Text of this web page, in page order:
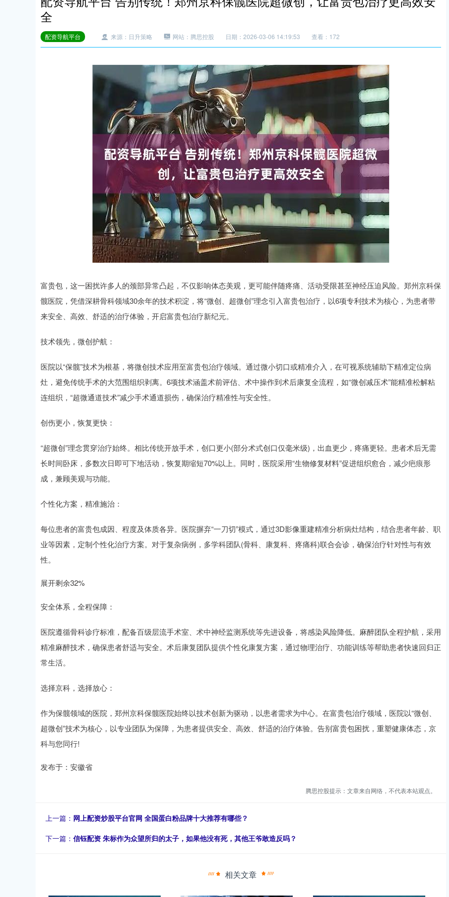
全
配资导航平台 来源：日升策略 网站：腾思控股 日期：2026-03-06 14:19:53 查看：172
富贵包，这一困扰许多人的颈部异常凸起，不仅影响体态美观，更可能伴随疼痛、活动受限甚至神经压迫风险。郑州京科保
髋医院，凭借深耕骨科领域30余年的技术积淀，将“微创、超微创”理念引入富贵包治疗，以6项专利技术为核心，为患者带
来安全、高效、舒适的治疗体验，开启富贵包治疗新纪元。
技术领先，微创护航：
医院以“保髋”技术为根基，将微创技术应用至富贵包治疗领域。通过微小切口或精准介入，在可视系统辅助下精准定位病
灶，避免传统手术的大范围组织剥离。6项技术涵盖术前评估、术中操作到术后康复全流程，如“微创减压术”能精准松解粘
连组织，“超微通道技术”减少手术通道损伤，确保治疗精准性与安全性。
创伤更小，恢复更快：
“超微创”理念贯穿治疗始终。相比传统开放手术，创口更小(部分术式创口仅毫米级)，出血更少，疼痛更轻。患者术后无需
长时间卧床，多数次日即可下地活动，恢复期缩短70%以上。同时，医院采用“生物修复材料”促进组织愈合，减少疤痕形
成，兼顾美观与功能。
个性化方案，精准施治：
每位患者的富贵包成因、程度及体质各异。医院摒弃“一刀切”模式，通过3D影像重建精准分析病灶结构，结合患者年龄、职
业等因素，定制个性化治疗方案。对于复杂病例，多学科团队(骨科、康复科、疼痛科)联合会诊，确保治疗针对性与有效
性。
展开剩余32%
安全体系，全程保障：
医院遵循骨科诊疗标准，配备百级层流手术室、术中神经监测系统等先进设备，将感染风险降低。麻醉团队全程护航，采用
精准麻醉技术，确保患者舒适与安全。术后康复团队提供个性化康复方案，通过物理治疗、功能训练等帮助患者快速回归正
常生活。
选择京科，选择放心：
作为保髋领域的医院，郑州京科保髋医院始终以技术创新为驱动，以患者需求为中心。在富贵包治疗领域，医院以“微创、
超微创”技术为核心，以专业团队为保障，为患者提供安全、高效、舒适的治疗体验。告别富贵包困扰，重塑健康体态，京
科与您同行!
发布于：安徽省
腾思控股提示：文章来自网络，不代表本站观点。
上一篇： 网上配资炒股平台官网 全国蛋白粉品牌十大推荐有哪些？
下一篇： 信钰配资 朱标作为众望所归的太子，如果他没有死，其他王爷敢造反吗？
相关文章